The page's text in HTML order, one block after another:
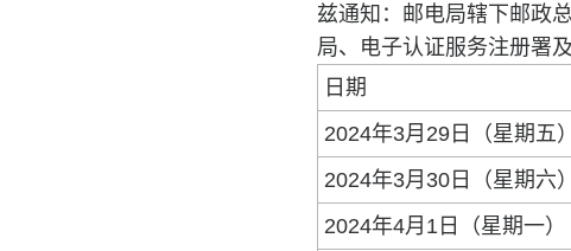
兹通知：邮电局辖下邮政
局、电子认证服务注册署
日期
2024年3月29日（星期五）
2024年3月30日（星期六）
2024年4月1日（星期一）